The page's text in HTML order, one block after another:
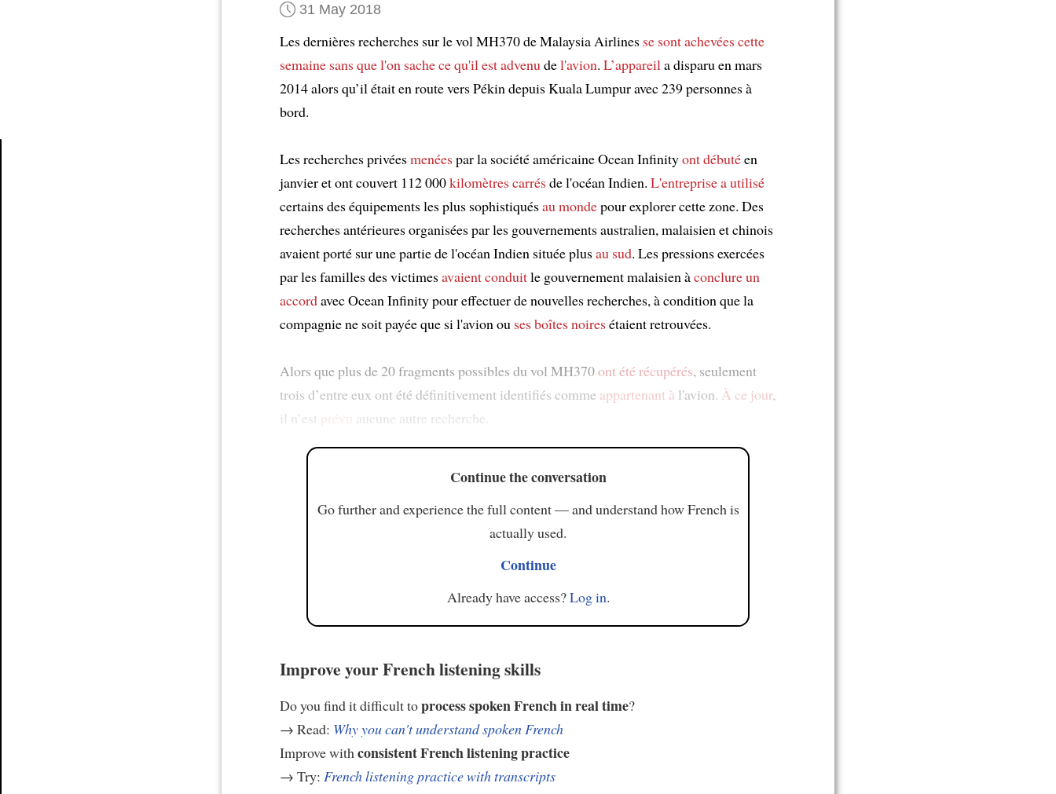
31 May 2018
Les dernières recherches sur le vol MH370 de Malaysia Airlines se sont achevéescette
semaine sans que l'on sachece qu'il est advenudel'avion. L’appareila disparu en mars
2014 alors qu’il était en route vers Pékin depuis Kuala Lumpur avec 239 personnes à
bord.
Les recherches privéesmenéespar la société américaine Ocean Infinityont débutéen
janvier et ont couvert 112 000kilomètres carrésde l'océan Indien. L'entreprisea utilisé
certains des équipements les plus sophistiquésau mondepour explorer cette zone. Des
recherches antérieures organisées par les gouvernements australien, malaisien et chinois
avaient porté sur une partie de l'océan Indien située plusau sud. Les pressions exercées
par les familles des victimesavaient conduitle gouvernement malaisien àconclure un
accordavec Ocean Infinity pour effectuer de nouvelles recherches, à condition que la
compagnie ne soit payée que si l'avion ou ses boîtes noiresétaient retrouvées.
Alors que plus de 20 fragments possibles du vol MH370ont été récupérés, seulement
trois d’entre eux ont été définitivement identifiés comme appartenant à l'avion. À ce jour,
il n’est prévu aucune autre recherche.
Continue the conversation
Go further and experience the full content — and understand how French is
actually used.
Continue
Already have access?Log in.
Improve your French listening skills
Do you find it difficult toprocess spoken French in real time?
→ Read: Why you can't understand spoken French
Improve withconsistent French listening practice
→ Try: French listening practice with transcripts